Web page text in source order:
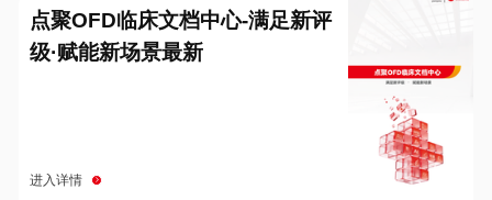
点聚OFD临床文档中心-满足新评
级·赋能新场景最新
进入详情